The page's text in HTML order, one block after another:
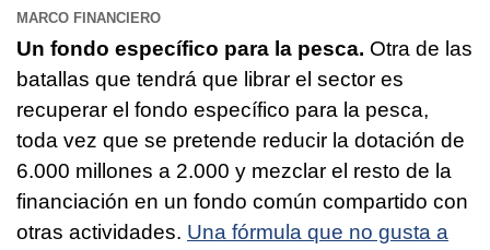
MARCO FINANCIERO
Un fondo específico para la pesca. Otra de las
batallas que tendrá que librar el sector es
recuperar el fondo específico para la pesca,
toda vez que se pretende reducir la dotación de
6.000 millones a 2.000 y mezclar el resto de la
financiación en un fondo común compartido con
otras actividades. Una fórmula que no gusta a